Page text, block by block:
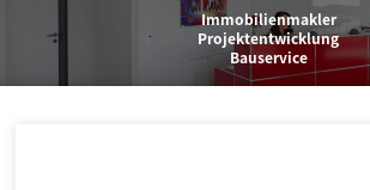
Immobilienmakler
Projektentwicklung
Bauservice